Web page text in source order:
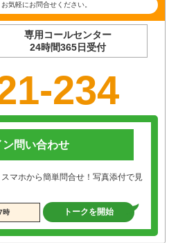
気軽にお問合せください。
専用コールセンター
24時間365日受付
234
ン問い合わせ
マホから簡単問合せ！写真添付で見
時 トークを開始